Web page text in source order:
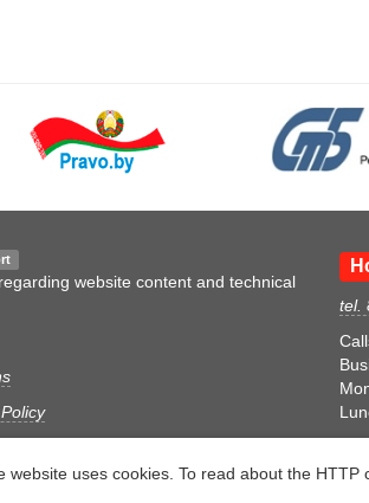
website content and technical
Policy
tel.
uses cookies. To read about the HTTP